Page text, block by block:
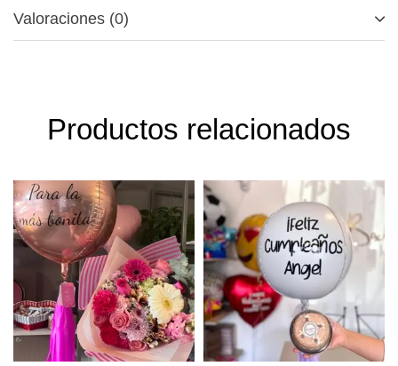
Valoraciones (0)
Productos relacionados